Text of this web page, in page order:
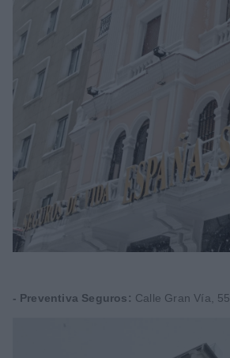
- Preventiva Seguros: Calle Gran Vía, 55